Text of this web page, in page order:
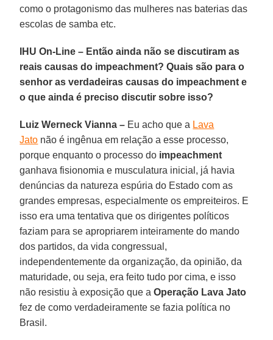
como o protagonismo das mulheres nas baterias das
escolas de samba etc.
IHU On-Line – Então ainda não se discutiram as
reais causas do impeachment? Quais são para o
senhor as verdadeiras causas do impeachment e
o que ainda é preciso discutir sobre isso?
Luiz Werneck Vianna – Eu acho que a Lava
Jato não é ingênua em relação a esse processo,
porque enquanto o processo do impeachment
ganhava fisionomia e musculatura inicial, já havia
denúncias da natureza espúria do Estado com as
grandes empresas, especialmente os empreiteiros. E
isso era uma tentativa que os dirigentes políticos
faziam para se apropriarem inteiramente do mando
dos partidos, da vida congressual,
independentemente da organização, da opinião, da
maturidade, ou seja, era feito tudo por cima, e isso
não resistiu à exposição que aOperação Lava Jato
fez de como verdadeiramente se fazia política no
Brasil.